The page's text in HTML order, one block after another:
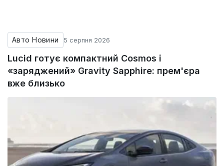
Авто Новини 5 серпня 2026
Lucid готує компактний Cosmos і
«заряджений» Gravity Sapphire: прем'єра
вже близько